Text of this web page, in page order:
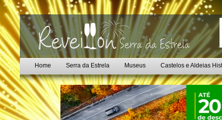
Home Serra da Estrela Museus Castelos e Aldeias